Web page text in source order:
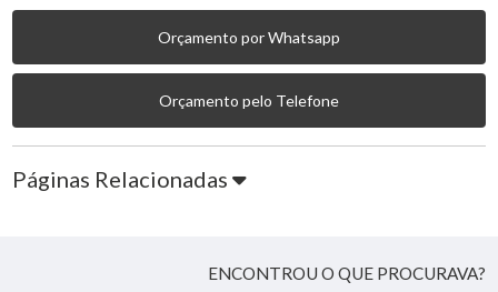
Orçamento por Whatsapp
Orçamento pelo Telefone
Páginas Relacionadas
ENCONTROU O QUE PROCURAVA?